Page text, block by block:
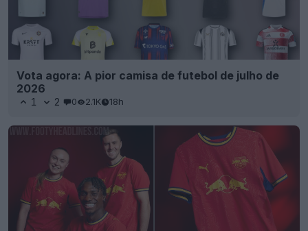
Vota agora: A pior camisa de futebol de julho de
2026
1 2 0 2.1K 18h